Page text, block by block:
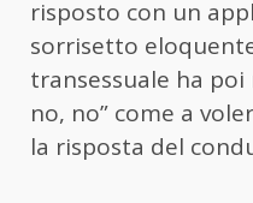
risposto con un
sorrisetto
transessuale ha
no, no” come a
la risposta del